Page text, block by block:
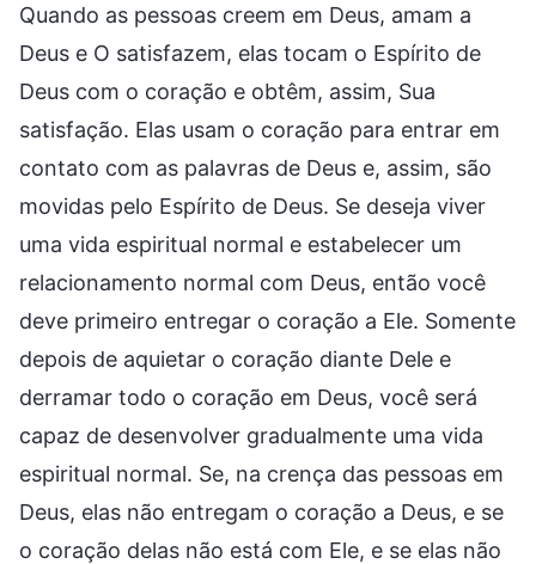
Quando as pessoas creem em Deus, amam a
Deus e O satisfazem, elas tocam o Espírito de
Deus com o coração e obtêm, assim, Sua
satisfação. Elas usam o coração para entrar em
contato com as palavras de Deus e, assim, são
movidas pelo Espírito de Deus. Se deseja viver
uma vida espiritual normal e estabelecer um
relacionamento normal com Deus, então você
deve primeiro entregar o coração a Ele. Somente
depois de aquietar o coração diante Dele e
derramar todo o coração em Deus, você será
capaz de desenvolver gradualmente uma vida
espiritual normal. Se, na crença das pessoas em
Deus, elas não entregam o coração a Deus, e se
o coração delas não está com Ele, e se elas não